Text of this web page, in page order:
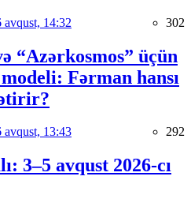
avqust, 14:32 302
“Azərkosmos” üçün
Fərman hansı
avqust, 13:43 292
3–5 avqust 2026-cı